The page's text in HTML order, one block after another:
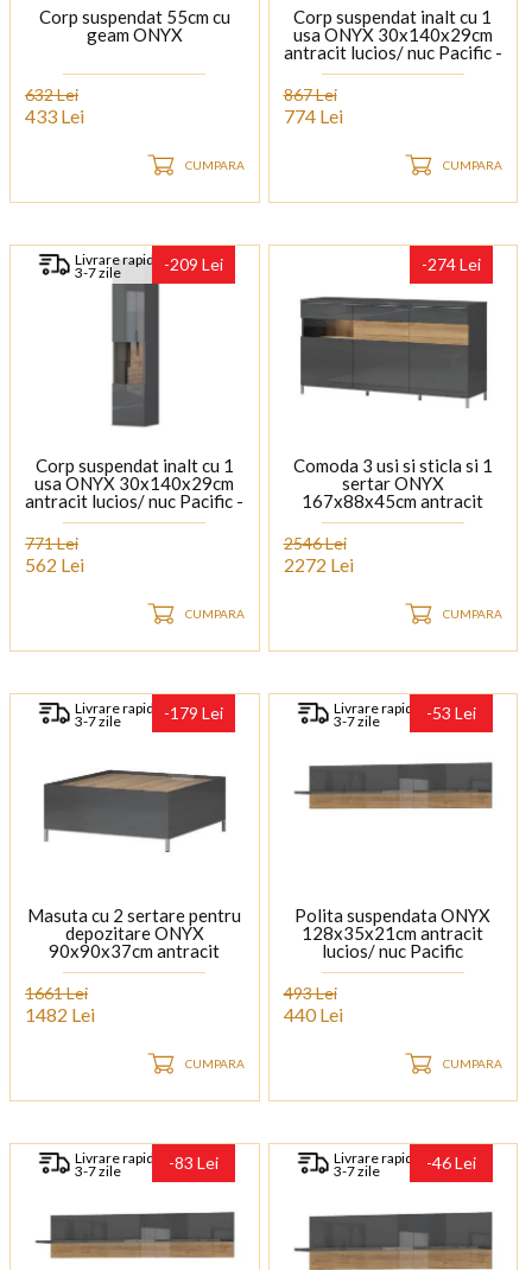
Corp suspendat 55cm cu
geam ONYX
632 Lei
433 Lei
CUMPARA
Corp suspendat inalt cu 1
usa ONYX 30x140x29cm
antracit lucios/ nuc Pacific -
sticla, maner crom
867 Lei
774 Lei
CUMPARA
Livrare rapida
3-7 zile -209 Lei
Corp suspendat inalt cu 1
usa ONYX 30x140x29cm
antracit lucios/ nuc Pacific -
sticla, maner crom
771 Lei
562 Lei
CUMPARA
-274 Lei
Comoda 3 usi si sticla si 1
sertar ONYX
167x88x45cm antracit
lucios/ nuc Pacific - sticla,
manere si picioare crom
2546 Lei
2272 Lei
CUMPARA
Livrare rapida
3-7 zile -179 Lei
Masuta cu 2 sertare pentru
depozitare ONYX
90x90x37cm antracit
lucios/ nuc Pacific, picioare
1661 Lei
1482 Lei
CUMPARA
Livrare rapida
3-7 zile -53 Lei
Polita suspendata ONYX
128x35x21cm antracit
lucios/ nuc Pacific
493 Lei
440 Lei
CUMPARA
Livrare rapida
3-7 zile -83 Lei Livrare rapida
3-7 zile -46 Lei